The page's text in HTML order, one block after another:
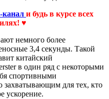
канал и будь в курсе всех
♥
немного более
3,4 секунды. Такой
китайский
в один ряд с некоторыми
спортивными
захватывающим для тех, кто
ускорение.